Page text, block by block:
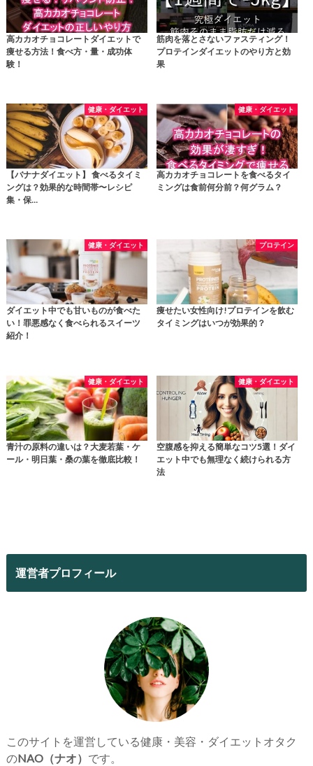
高カカオチョコレートダイエットで
痩せる方法！食べ方・量・成功体
験！
筋肉を落とさないファスティング！
プロテインダイエットのやり方と効
果
健康・ダイエット
【バナナダイエット】 食べるタイミ
ングは？効果的な時間帯〜レシピ
集・保…
健康・ダイエット
高カカオチョコレートを食べるタイ
ミングは食前何分前？何グラム？
健康・ダイエット
ダイエット中でも甘いものが食べた
い！罪悪感なく食べられるスイーツ
紹介！
プロテイン
痩せたい女性向け!プロテインを飲む
タイミングはいつが効果的？
健康・ダイエット
青汁の原料の違いは？大麦若葉・ケ
ール・明日葉・桑の葉を徹底比較！
健康・ダイエット
空腹感を抑える簡単なコツ5選！ダイ
エット中でも無理なく続けられる方
法
運営者プロフィール
このサイトを運営している健康・美容・ダイエットオタク
のNAO（ナオ） です。